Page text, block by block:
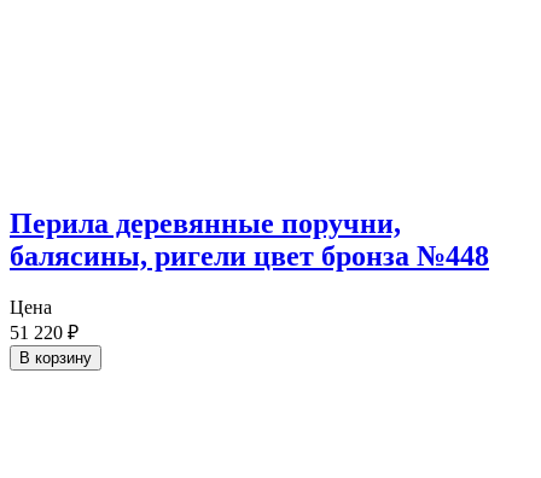
Перила деревянные поручни,
балясины, ригели цвет бронза №448
Цена
51 220 ₽
В корзину